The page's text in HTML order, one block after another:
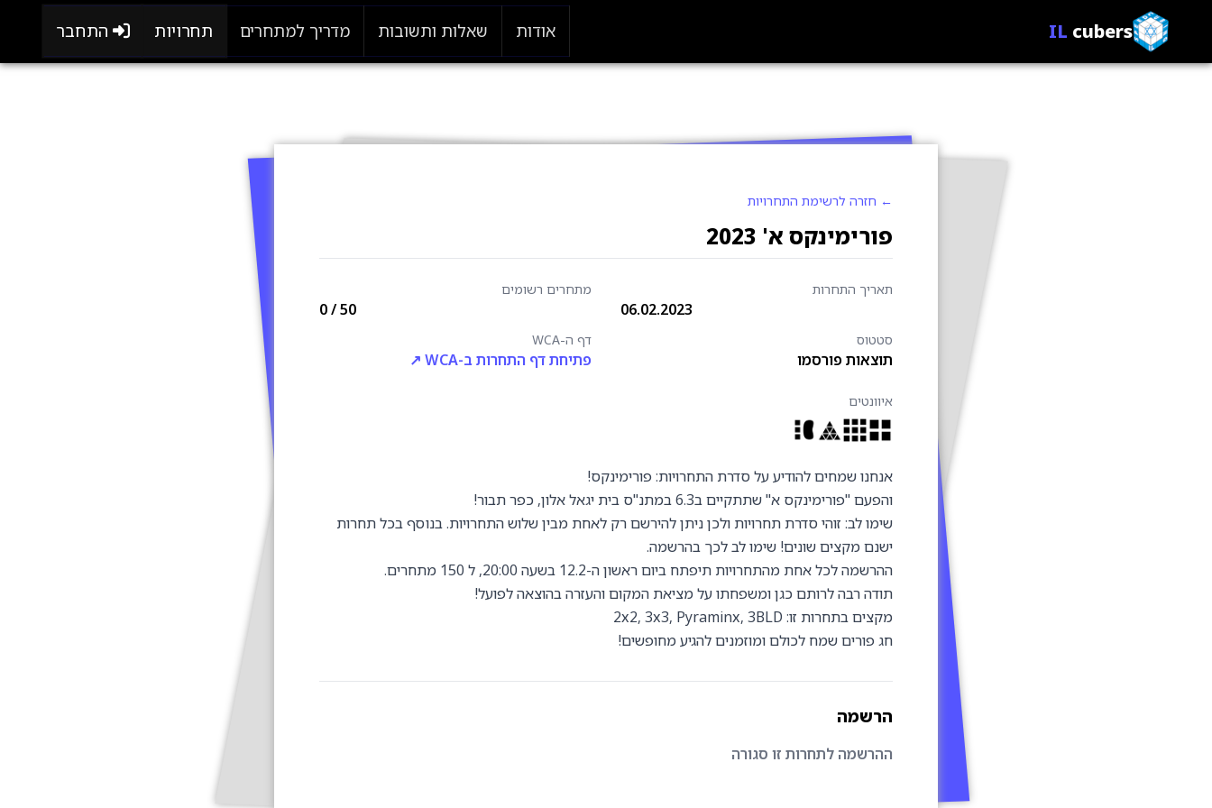
IL cubers אודות שאלות ותשובות מדריך למתחרים תחרויות התחבר
← חזרה לרשימת התחרויות
פורימינקס א' 2023
תאריך התחרות
06.02.2023
מתחרים רשומים
0/ 50
סטטוס
תוצאות פורסמו
דף ה-WCA
פתיחת דף התחרות ב-WCA ↗
איוונטים
אנחנו שמחים להודיע על סדרת התחרויות: פורימינקס!
והפעם "פורימינקס א" שתתקיים ב6.3 במתנ"ס בית יגאל אלון, כפר תבור!
שימו לב: זוהי סדרת תחרויות ולכן ניתן להירשם רק לאחת מבין שלוש התחרויות. בנוסף בכל תחרות
ישנם מקצים שונים! שימו לב לכך בהרשמה.
ההרשמה לכל אחת מהתחרויות תיפתח ביום ראשון ה-12.2 בשעה 20:00, ל 150 מתחרים.
תודה רבה לרותם כגן ומשפחתו על מציאת המקום והעזרה בהוצאה לפועל!
מקצים בתחרות זו: 2x2, 3x3, Pyraminx, 3BLD
חג פורים שמח לכולם ומוזמנים להגיע מחופשים!
הרשמה
ההרשמה לתחרות זו סגורה